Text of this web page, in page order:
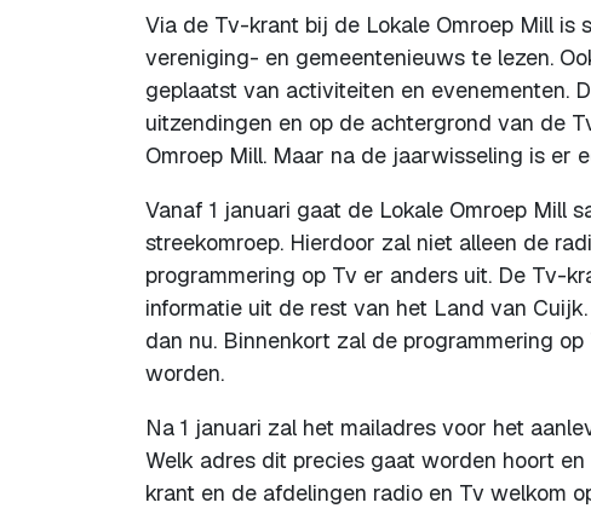
Via de Tv-krant bij de Lokale Omroep Mill is
vereniging- en gemeentenieuws te lezen.
geplaatst van activiteiten en evenementen.
uitzendingen en op de achtergrond van de
Omroep Mill. Maar na de jaarwisseling is er
Vanaf 1 januari gaat de Lokale Omroep Mill
streekomroep. Hierdoor zal niet alleen de
programmering op Tv er anders uit. De Tv-
informatie uit de rest van het Land van
dan nu. Binnenkort zal de programmering
worden.
Na 1 januari zal het mailadres voor het
Welk adres dit precies gaat worden hoort
krant en de afdelingen radio en Tv welkom